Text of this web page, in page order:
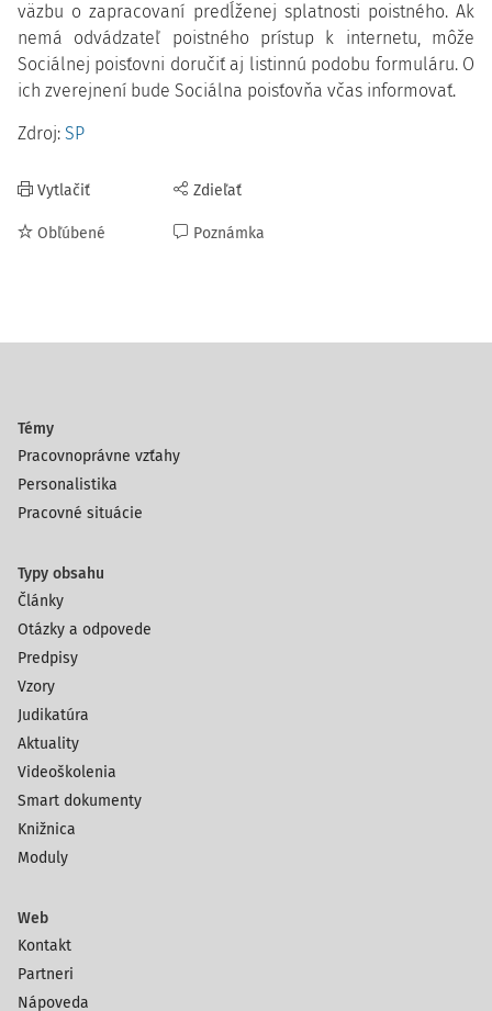
väzbu o zapracovaní predĺženej splatnosti poistného. Ak
nemá odvádzateľ poistného prístup k internetu, môže
Sociálnej poisťovni doručiť aj listinnú podobu formuláru. O
ich zverejnení bude Sociálna poisťovňa včas informovať.
Zdroj: SP
Vytlačiť
Obľúbené
Zdieľať
Poznámka
Témy
Pracovnoprávne vzťahy
Personalistika
Pracovné situácie
Typy obsahu
Články
Otázky a odpovede
Predpisy
Vzory
Judikatúra
Aktuality
Videoškolenia
Smart dokumenty
Knižnica
Moduly
Web
Kontakt
Partneri
Nápoveda